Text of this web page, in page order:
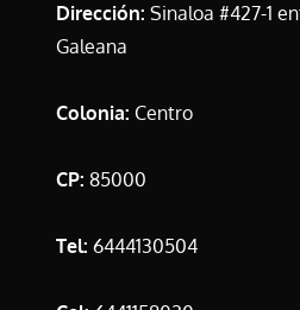
Dirección: Sinaloa #427-1
Galeana
Colonia: Centro
CP: 85000
Tel: 6444130504